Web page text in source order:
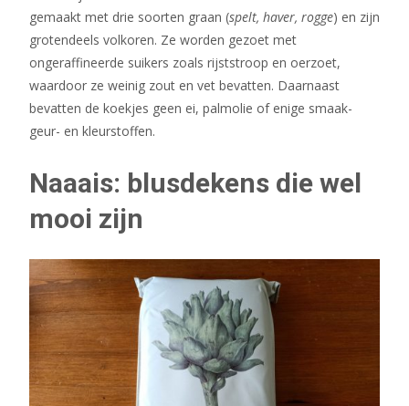
gemaakt met drie soorten graan (spelt, haver, rogge) en zijn
grotendeels volkoren. Ze worden gezoet met
ongeraffineerde suikers zoals rijststroop en oerzoet,
waardoor ze weinig zout en vet bevatten. Daarnaast
bevatten de koekjes geen ei, palmolie of enige smaak-
geur- en kleurstoffen.
Naaais: blusdekens die wel
mooi zijn